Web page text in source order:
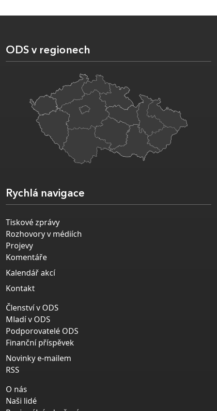
ODS v regionech
Rychlá navigace
Tiskové zprávy
Rozhovory v médiích
Projevy
Komentáře
Kalendář akcí
Kontakt
Členství v ODS
Mladí v ODS
Podporovatelé ODS
Finanční příspěvek
Novinky e-mailem
RSS
O nás
Naši lidé